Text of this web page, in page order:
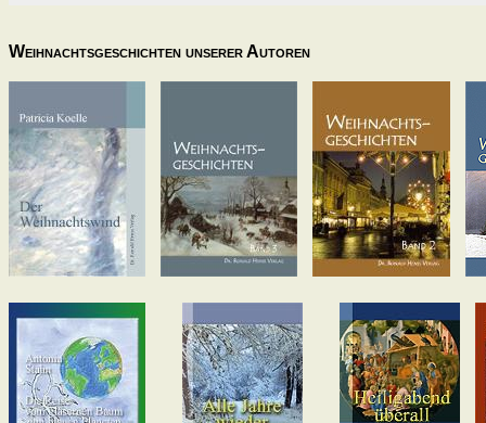
Weihnachtsgeschichten unserer Autoren